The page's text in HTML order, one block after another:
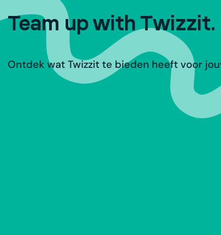
Team up with Twizzit.
Ontdek wat Twizzit te bieden heeft voor